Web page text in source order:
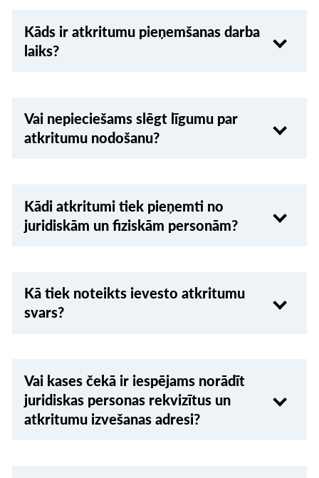
Kāds ir atkritumu pieņemšanas darba
laiks?
Vai nepieciešams slēgt līgumu par
atkritumu nodošanu?
Kādi atkritumi tiek pieņemti no
juridiskām un fiziskām personām?
Kā tiek noteikts ievesto atkritumu
svars?
Vai kases čekā ir iespējams norādīt
juridiskas personas rekvizītus un
atkritumu izvešanas adresi?